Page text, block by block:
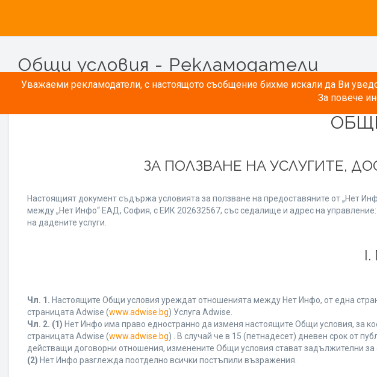
Уважаеми рекламодатели, с настоящото съобщение бихме искали да Ви
За повече
Общи условия - Рекламодатели
ЗА ПОЛЗВАНЕ НА УСЛУГИТЕ,
Настоящият документ съдържа условията за ползване на предоставяните от „Нет
между „Нет Инфо“ ЕАД, София, с ЕИК 202632567, със седалище и адрес на
на дадените услуги.
Чл. 1. Настоящите Общи условия уреждат отношенията между Нет Инфо, от една
страницата Adwise (www.adwise.bg) Услуга Adwise.
Чл. 2. (1) Нет Инфо има право едностранно да изменя настоящите Общи условия, за
страницата Adwise (www.adwise.bg) . В случай че в 15 (петнадесет) дневен срок от
действащи договорни отношения, изменените Общи условия стават задължителни за
(2) Нет Инфо разглежда поотделно всички постъпили възражения.